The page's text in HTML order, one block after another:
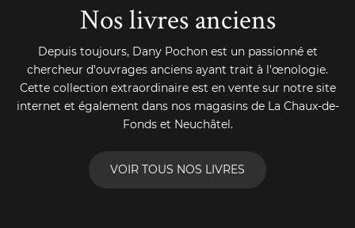
Nos livres anciens
Depuis toujours, Dany Pochon est un passionné et
chercheur d'ouvrages anciens ayant trait à l'œnologie.
Cette collection extraordinaire est en vente sur notre site
internet et également dans nos magasins de La Chaux-de-
Fonds et Neuchâtel.
VOIR TOUS NOS LIVRES